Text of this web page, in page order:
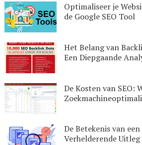
Optimaliseer je
de Google SEO Tool
Het Belang van
Een Diepgaande
De Kosten van SEO:
De Betekenis van
Verhelderende Uitleg